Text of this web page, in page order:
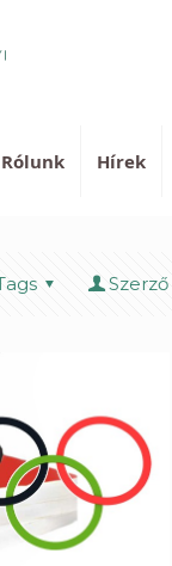
Rólunk Hírek
Szerző